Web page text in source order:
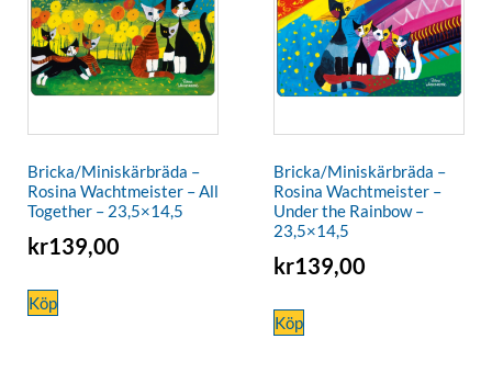
Bricka/Miniskärbräda –
Rosina Wachtmeister – All
Together – 23,5×14,5
kr139,00
Köp
Bricka/Miniskärbräda –
Rosina Wachtmeister –
Under the Rainbow –
23,5×14,5
kr139,00
Köp